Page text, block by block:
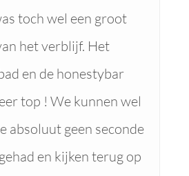
toch wel een groot
het verblijf. Het
en de honestybar
top ! We kunnen wel
absoluut geen seconde
en kijken terug op